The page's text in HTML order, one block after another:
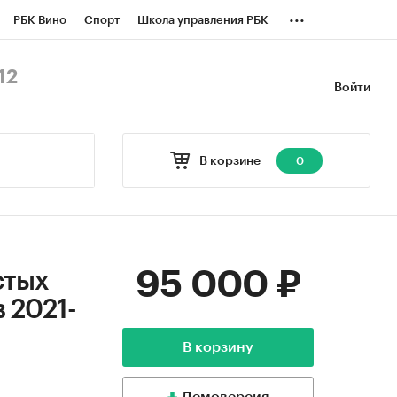
РБК Вино Спорт Школа управления РБК ...
Войти
В корзине 0
2021-
95 000 ₽
В корзину